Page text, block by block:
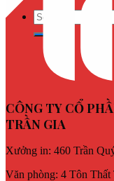
CÔNG TY CỔ
TRẦN GIA
Xưởng in: 460 Trần
Văn phòng: 4 Tôn